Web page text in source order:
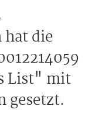
hat die
List" mit
gesetzt.